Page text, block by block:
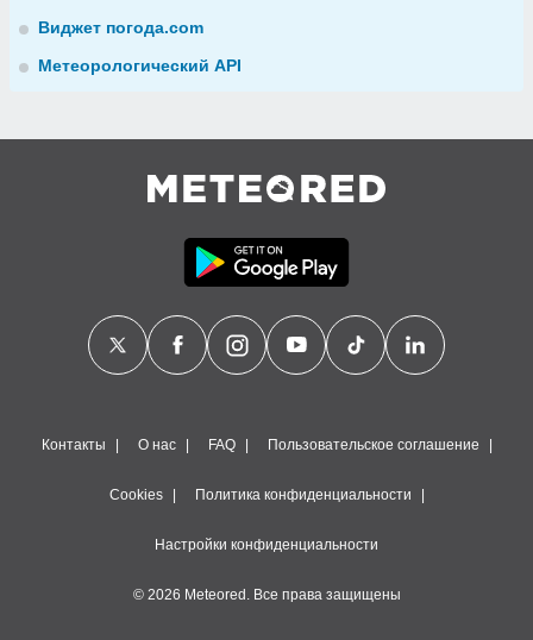
Виджет погода.com
Метеорологический API
Контакты О нас FAQ Пользовательское соглашение
Cookies Политика конфиденциальности
Настройки конфиденциальности
© 2026 Meteored. Все права защищены